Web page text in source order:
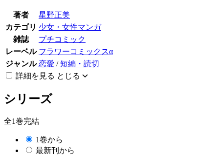
著者
星野正美
カテゴリ 少女・女性マンガ
雑誌
プチコミック
レーベル フラワーコミックスα
ジャンル 恋愛 /短編・読切
詳細を見る とじる
シリーズ
全1巻完結
1巻から
最新刊から